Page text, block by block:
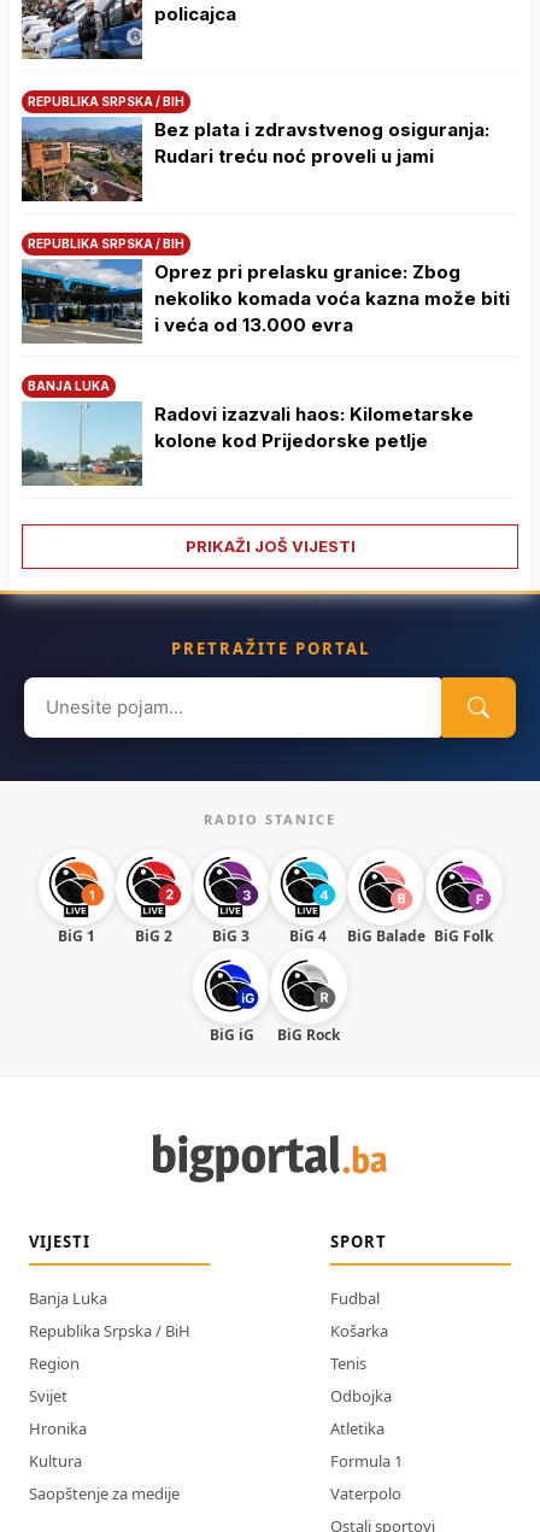
policajca
REPUBLIKA SRPSKA / BIH
Bez plata i zdravstvenog osiguranja:
Rudari treću noć proveli u jami
REPUBLIKA SRPSKA / BIH
Oprez pri prelasku granice: Zbog
nekoliko komada voća kazna može biti
i veća od 13.000 evra
BANJA LUKA
Radovi izazvali haos: Kilometarske
kolone kod Prijedorske petlje
PRIKAŽI JOŠ VIJESTI
PRETRAŽITE PORTAL
Search
for:
RADIO STANICE
BiG 1 BiG 2 BiG 3 BiG 4 BiG Balade BiG Folk
BiG iG BiG Rock
VIJESTI
Banja Luka
Republika Srpska / BiH
Region
Svijet
Hronika
Kultura
Saopštenje za medije
SPORT
Fudbal
Košarka
Tenis
Odbojka
Atletika
Formula 1
Vaterpolo
Ostali sportovi